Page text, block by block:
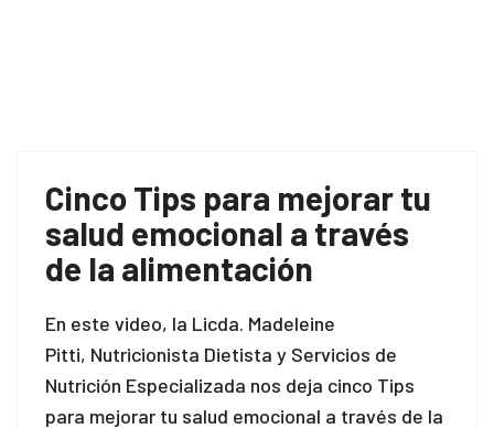
Cinco Tips para mejorar tu
salud emocional a través
de la alimentación
En este video, la Licda. Madeleine
Pitti, Nutricionista Dietista y Servicios de
Nutrición Especializada nos deja cinco Tips
para mejorar tu salud emocional a través de la